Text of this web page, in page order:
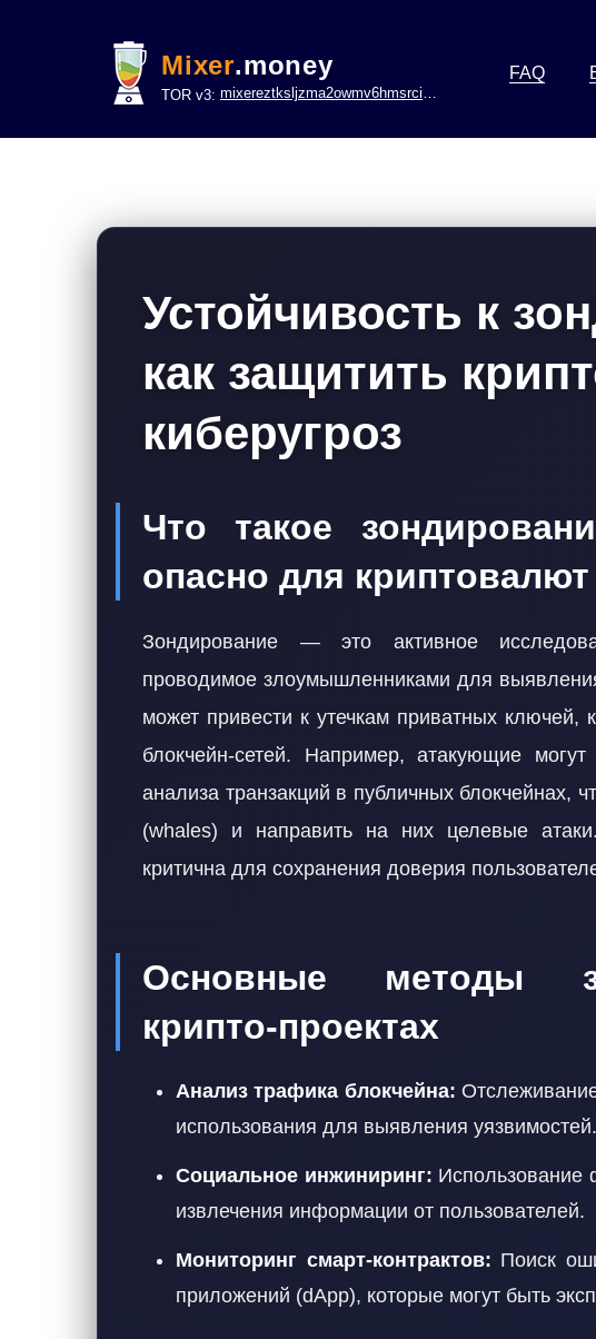
Mixer.money
TOR v3: mixereztksljzma2owmv6hmsrci322lsje6m3svicoddk3xbgvhd2fid.onion
FAQ
Устойчивость к
как защитить
киберугроз
Что такое
опасно для криптовалют
Зондирование — это активное
проводимое злоумышленниками для
может привести к утечкам приватных ключей,
блокчейн-сетей. Например, атакующие
анализа транзакций в публичных блокчейнах,
(whales) и направить на них целевые
критична для сохранения доверия
Основные методы
крипто-проектах
Анализ трафика блокчейна:
использования для выявления уязвимостей.
Социальное инжиниринг: Использование
извлечения информации от пользователей.
Мониторинг смарт-контрактов: Поиск
приложений (dApp), которые могут быть